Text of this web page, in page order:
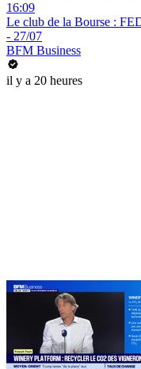
16:09
Le club de la Bourse :
- 27/07
BFM Business
il y a 20 heures